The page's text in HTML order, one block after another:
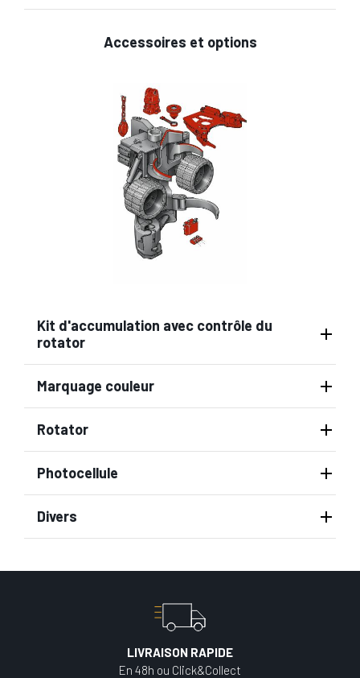
Accessoires et options
Kit d'accumulation avec contrôle du
rotator
Marquage couleur
Rotator
Photocellule
Divers
LIVRAISON RAPIDE
En 48h ou Click&Collect